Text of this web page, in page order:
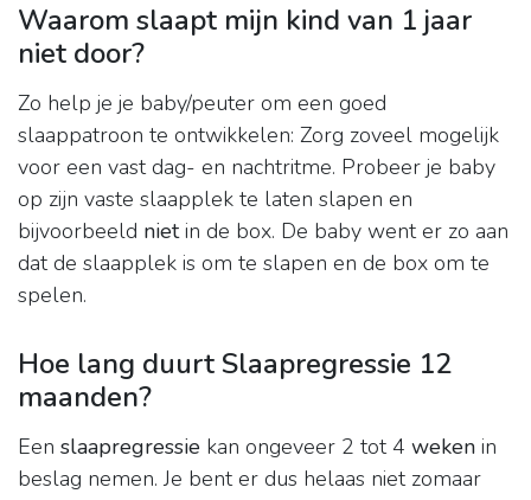
Waarom slaapt mijn kind van 1 jaar
niet door?
Zo help je je baby/peuter om een goed
slaappatroon te ontwikkelen: Zorg zoveel mogelijk
voor een vast dag- en nachtritme. Probeer je baby
op zijn vaste slaapplek te laten slapen en
bijvoorbeeld nietin de box. De baby went er zo aan
dat de slaapplek is om te slapen en de box om te
spelen.
Hoe lang duurt Slaapregressie 12
maanden?
Een slaapregressie kan ongeveer 2 tot 4 weken in
beslag nemen. Je bent er dus helaas niet zomaar